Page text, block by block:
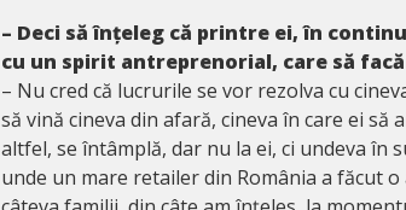
– Deci să înțeleg că printre ei, în
cu un spirit antreprenorial, care să
– Nu cred că lucrurile se vor rezolva cu
să vină cineva din afară, cineva în care ei să
altfel, se întâmplă, dar nu la ei, ci undeva în
unde un mare retailer din România a făcut